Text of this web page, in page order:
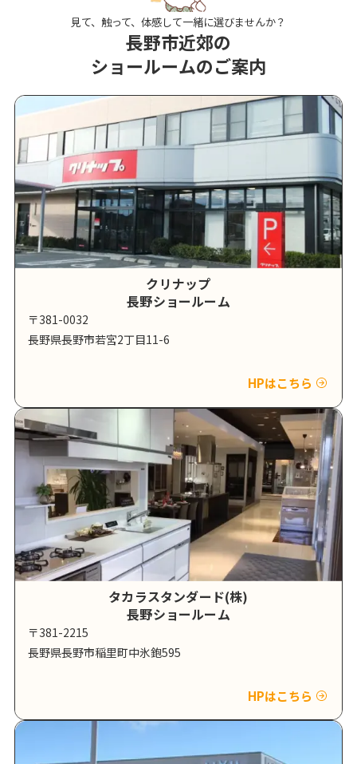
見て、触って、体感して一緒に選びませんか？
長野市近郊の
ショールームのご案内
クリナップ
長野ショールーム
〒381-0032
長野県長野市若宮2丁目11-6
HPはこちら
タカラスタンダード(株)
長野ショールーム
〒381-2215
長野県長野市稲里町中氷鉋595
HPはこちら